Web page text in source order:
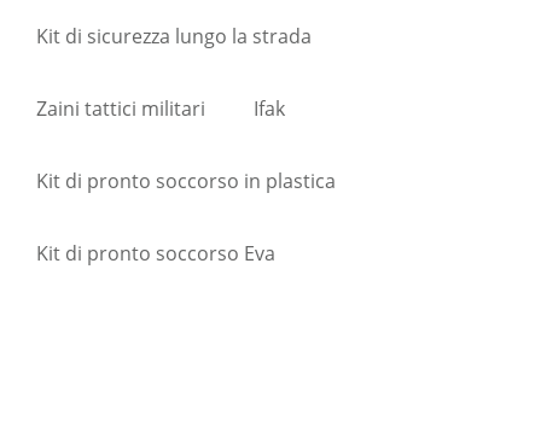
Kit di sicurezza lungo la strada
Zaini tattici militari Ifak
Kit di pronto soccorso in plastica
Kit di pronto soccorso Eva